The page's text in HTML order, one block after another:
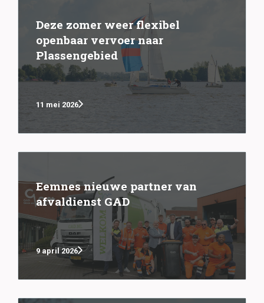
Deze zomer weer flexibel
openbaar vervoer naar
Plassengebied
11 mei 2026
Eemnes nieuwe partner van
afvaldienst GAD
9 april 2026